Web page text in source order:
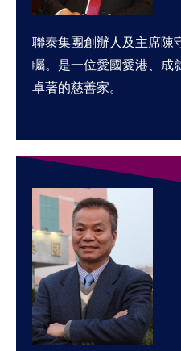
聯泰集團創辦人及主席陳
矚。是一位愛國愛港、成
卓著的慈善家。